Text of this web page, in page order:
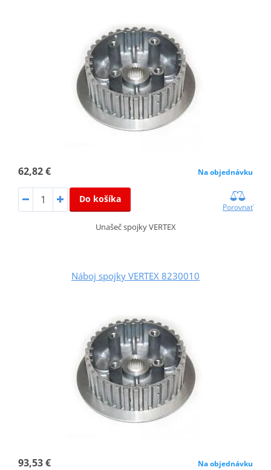
62,82 € Na objednávku
Do košíka
Porovnať
Unašeč spojky VERTEX
Náboj spojky VERTEX 8230010
93,53 € Na objednávku